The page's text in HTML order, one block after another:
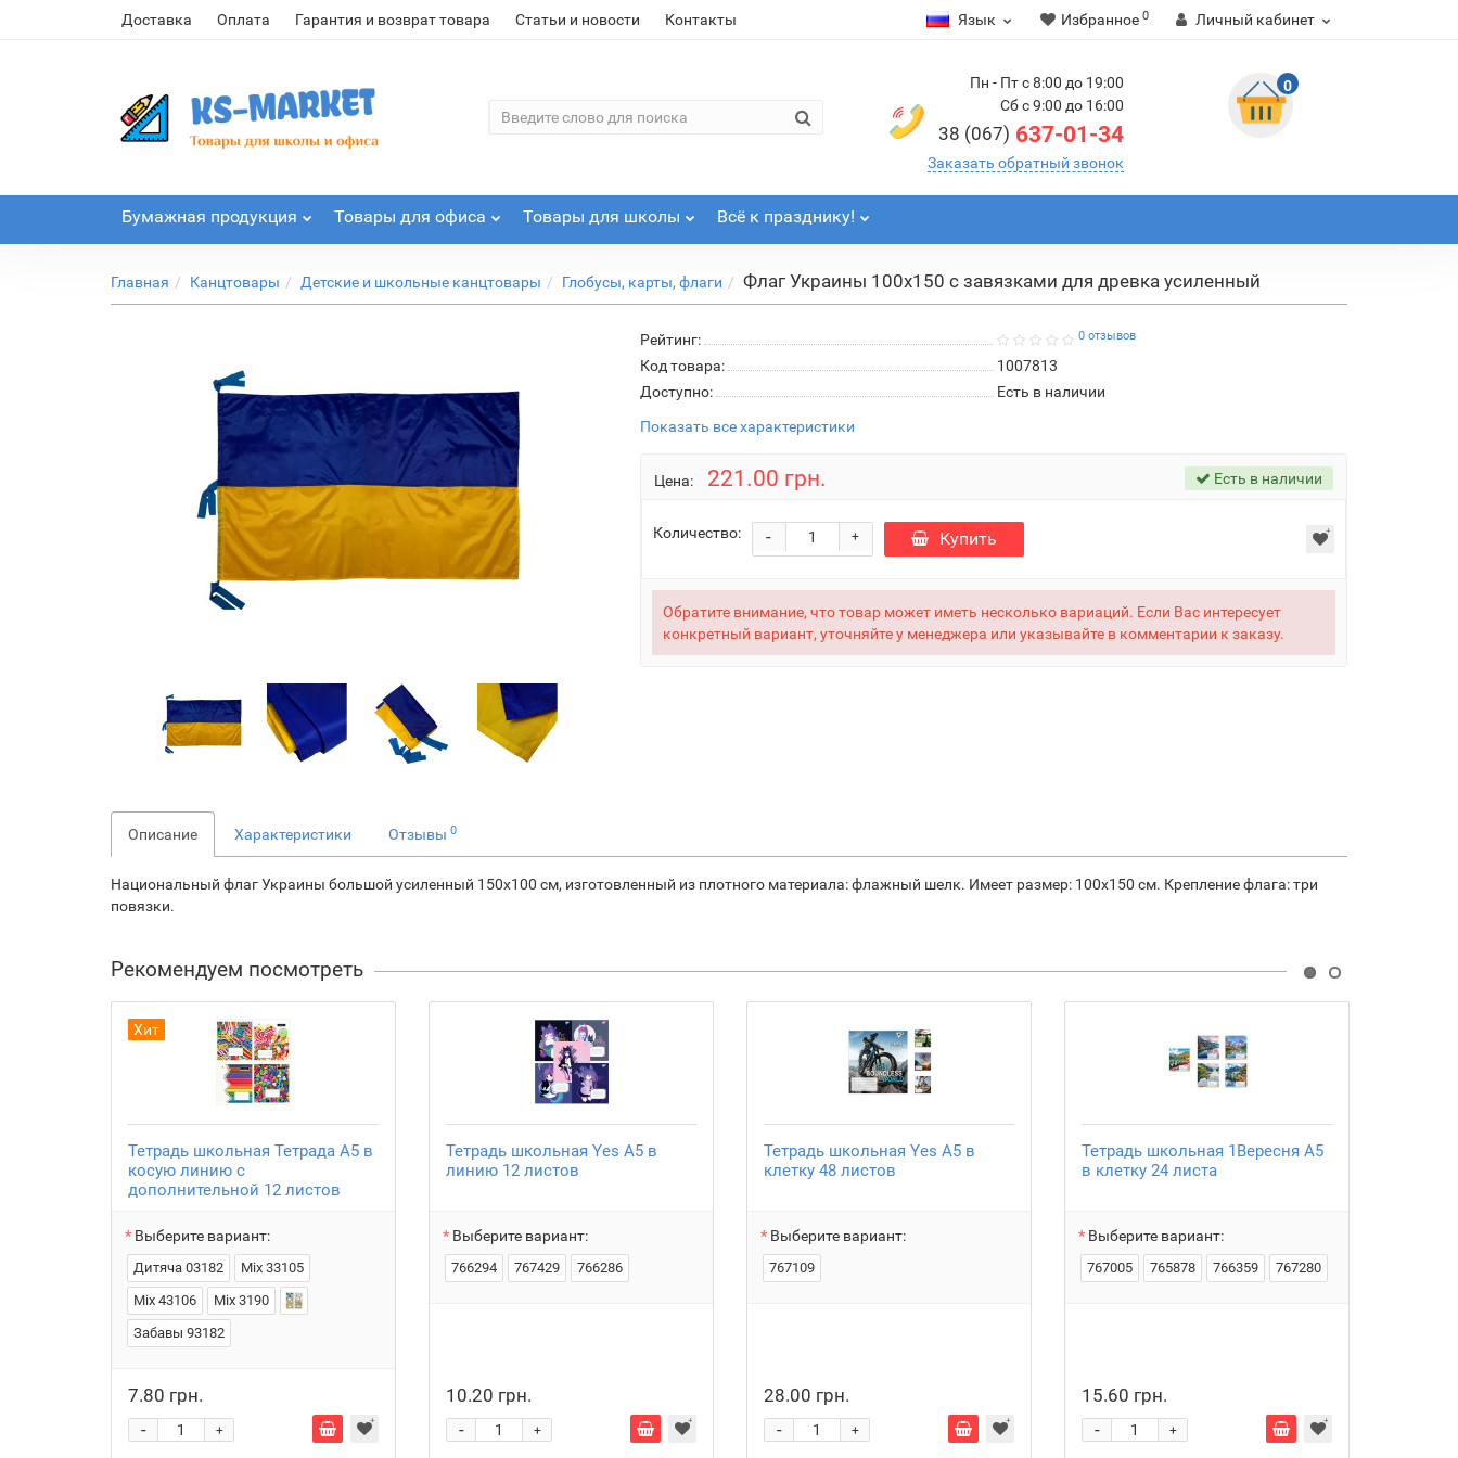
Доставка Оплата Гарантия и возврат товара Статьи и новости Контакты Язык Избранное 0 Личный кабинет
Пн - Пт с 8:00 до 19:00
Сб с 9:00 до 16:00
38 (067) 637-01-34
Заказать обратный звонок
0
Бумажная продукция Товары для офиса Товары для школы Всё к празднику!
Главная Канцтовары Детские и школьные канцтовары Глобусы, карты, флаги Флаг Украины 100х150 с завязками для древка усиленный
Рейтинг: 0 отзывов
Код товара:
1007813
Доступно:
Есть в наличии
Показать все характеристики
Цена: 221.00 грн. Есть в наличии
Количество: +
- Купить
Обратите внимание, что товар может иметь несколько вариаций. Если Вас интересует
конкретный вариант, уточняйте у менеджера или указывайте в комментарии к заказу.
Описание Характеристики Отзывы 0
Национальный флаг Украины большой усиленный 150х100 см, изготовленный из плотного материала: флажный шелк. Имеет размер: 100х150 см. Крепление флага: три
повязки.
Рекомендуем посмотреть
Хит
Тетрадь школьная Тетрада А5 в
косую линию с
дополнительной 12 листов
Выберите вариант:
Дитяча 03182
Mix 33105
Mix 43106
Mix 3190
Забавы 93182
7.80 грн.
+
-
Тетрадь школьная Yes А5 в
линию 12 листов
Выберите вариант:
766294 767429 766286
10.20 грн.
+
-
Тетрадь школьная Yes А5 в
клетку 48 листов
Выберите вариант:
767109
28.00 грн.
+
-
Тетрадь школьная 1Вересня А5
в клетку 24 листа
Выберите вариант:
767005 765878 766359 767280
15.60 грн.
+
-